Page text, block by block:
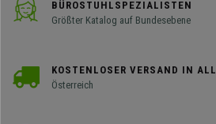
BÜROSTUHLSPEZIALISTEN
Größter Katalog auf Bundesebene
KOSTENLOSER VERSAND IN
Österreich